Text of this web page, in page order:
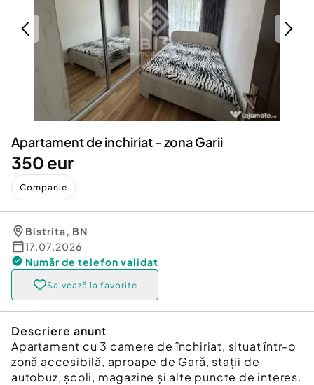
Servicii
Animale de companie
Afaceri și echipamente profesionale
Inchiriere Bunuri si Vehicule
Utilaje agricole si industriale
Piese auto si accesorii
Dacia Duster
Apartament de inchiriat - zona Garii
350 eur
Companie
Bistrita, BN
17.07.2026
Număr de telefon validat
Salvează la favorite
Descriere anunt
Apartament cu 3 camere de închiriat, situat într-o
zonă accesibilă, aproape de Gară, stații de
autobuz, școli, magazine și alte puncte de interes.